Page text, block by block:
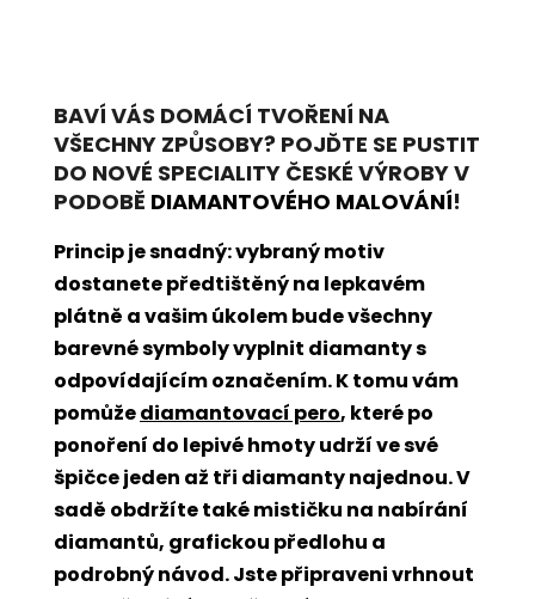
BAVÍ VÁS DOMÁCÍ TVOŘENÍ NA
VŠECHNY ZPŮSOBY? POJĎTE SE PUSTIT
DO NOVÉ SPECIALITY ČESKÉ VÝROBY V
PODOBĚ DIAMANTOVÉHO MALOVÁNÍ!
Princip je snadný: vybraný motiv
dostanete předtištěný na lepkavém
plátně a vašim úkolem bude všechny
barevné symboly vyplnit diamanty s
odpovídajícím označením. K tomu vám
pomůžediamantovací pero, které po
ponoření do lepivé hmoty udrží ve své
špičce jeden až tři diamanty najednou. V
sadě obdržíte také mističku na nabírání
diamantů, grafickou předlohu a
podrobný návod. Jste připraveni vrhnout